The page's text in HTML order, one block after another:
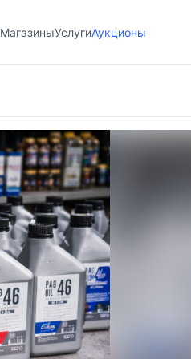
МагазиныУслугиАукционы